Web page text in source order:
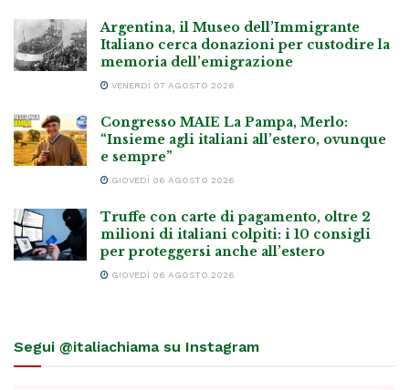
Argentina, il Museo dell’Immigrante
Italiano cerca donazioni per custodire la
memoria dell’emigrazione
VENERDÌ 07 AGOSTO 2026
Congresso MAIE La Pampa, Merlo:
“Insieme agli italiani all’estero, ovunque
e sempre”
GIOVEDÌ 06 AGOSTO 2026
Truffe con carte di pagamento, oltre 2
milioni di italiani colpiti: i 10 consigli
per proteggersi anche all’estero
GIOVEDÌ 06 AGOSTO 2026
Segui @italiachiama su Instagram